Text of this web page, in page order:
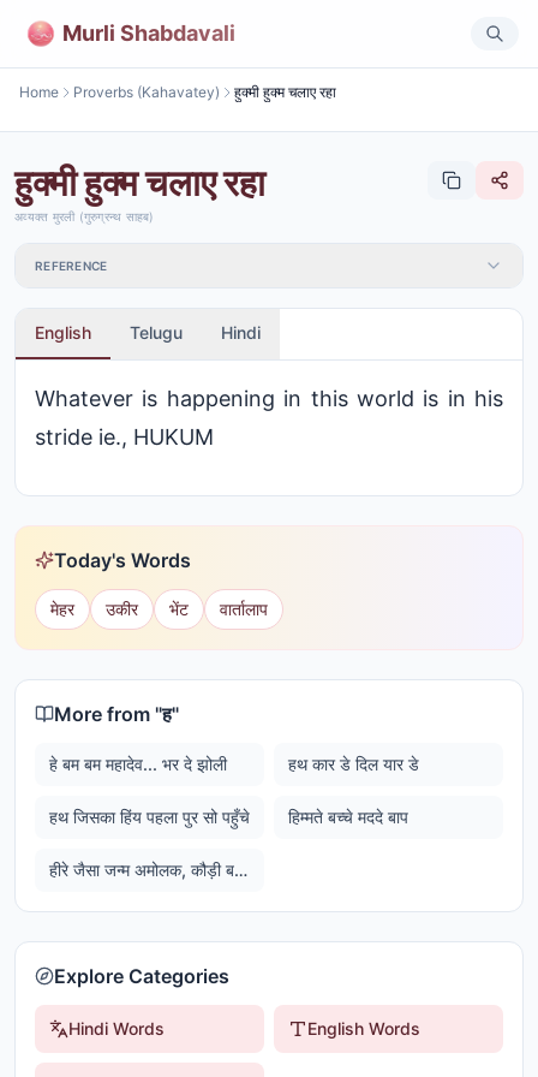
Murli Shabdavali
Home Proverbs (Kahavatey) हुक्मी हुक्म चलाए रहा
हुक्मी हुक्म चलाए रहा
अव्यक्त मुरली (गुरुग्रन्थ साहब)
REFERENCE
English Telugu Hindi
Whatever is happening in this world is in his
stride ie., HUKUM
Today's Words
मेहर उकीर भेंट वार्तालाप
More from "ह"
हे बम बम महादेव... भर दे झोली हथ कार डे दिल यार डे
हथ जिसका हिंय पहला पुर सो पहुँचे हिम्मते बच्चे मददे बाप
हीरे जैसा जन्म अमोलक, कौड़ी बदले खोया रे...
Explore Categories
Hindi Words English Words